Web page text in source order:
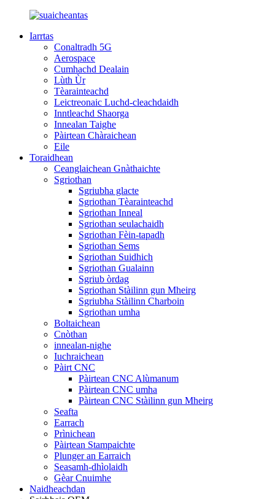
Iarrtas
Conaltradh 5G
Aerospace
Cumhachd Dealain
Lùth Ùr
Tèarainteachd
Leictreonaic Luchd-cleachdaidh
Inntleachd Shaorga
Innealan Taighe
Pàirtean Chàraichean
Eile
Toraidhean
Ceanglaichean Gnàthaichte
Sgriothan
Sgriubha glacte
Sgriothan Tèarainteachd
Sgriothan Inneal
Sgriothan seulachaidh
Sgriothan Fèin-tapadh
Sgriothan Sems
Sgriothan Suidhich
Sgriothan Gualainn
Sgriub òrdag
Sgriothan Stàilinn gun Mheirg
Sgriubha Stàilinn Charboin
Sgriothan umha
Boltaichean
Cnòthan
innealan-nighe
Iuchraichean
Pàirt CNC
Pàirtean CNC Alùmanum
Pàirtean CNC umha
Pàirtean CNC Stàilinn gun Mheirg
Seafta
Earrach
Prìnichean
Pàirtean Stampaichte
Plunger an Earraich
Seasamh-dhìolaidh
Gèar Cnuimhe
Naidheachdan